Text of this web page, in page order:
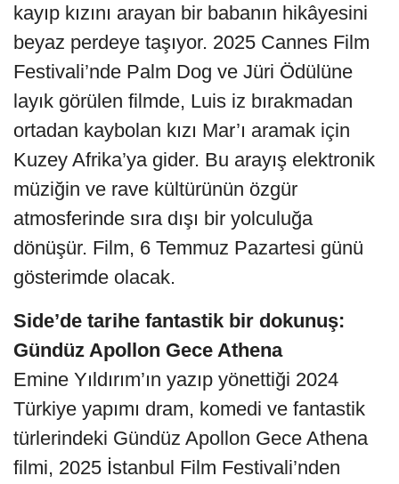
kayıp kızını arayan bir babanın hikâyesini
beyaz perdeye taşıyor. 2025 Cannes Film
Festivali’nde Palm Dog ve Jüri Ödülüne
layık görülen filmde, Luis iz bırakmadan
ortadan kaybolan kızı Mar’ı aramak için
Kuzey Afrika’ya gider. Bu arayış elektronik
müziğin ve rave kültürünün özgür
atmosferinde sıra dışı bir yolculuğa
dönüşür. Film, 6 Temmuz Pazartesi günü
gösterimde olacak.
Side’de tarihe fantastik bir dokunuş:
Gündüz Apollon Gece Athena
Emine Yıldırım’ın yazıp yönettiği 2024
Türkiye yapımı dram, komedi ve fantastik
türlerindeki Gündüz Apollon Gece Athena
filmi, 2025 İstanbul Film Festivali’nden